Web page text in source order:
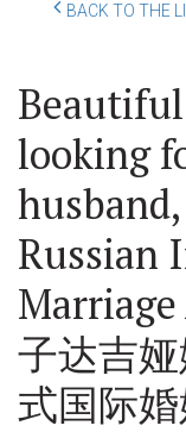
BACK TO THE
looking
Russian
子达吉
式国际